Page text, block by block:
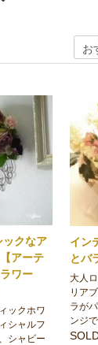
ックなア
アーテ
ワー
ックホワ
シャルフ
シャビー
イン
とバ
大人
リア
ラが
ンジで